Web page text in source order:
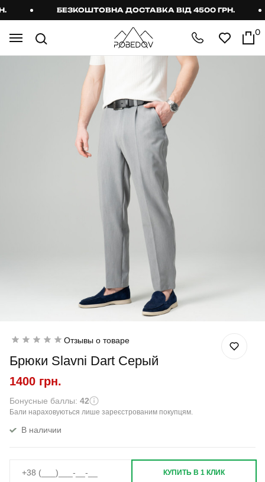
БЕЗКОШТОВНА ДОСТАВКА ВІД 4500 ГРН.
0
Отзывы о товаре
Брюки Slavni Dart Серый
1400 грн.
Бонусные баллы: 42
Бали нараховуються лише зареєстрованим покупцям.
В наличии
КУПИТЬ В 1 КЛИК